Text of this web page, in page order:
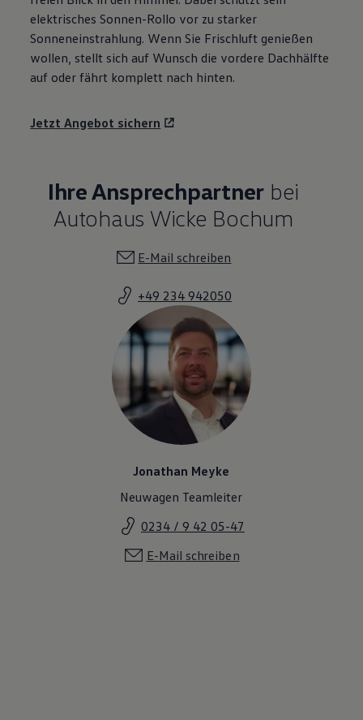
elektrisches Sonnen-Rollo vor zu starker
Sonneneinstrahlung. Wenn Sie Frischluft genießen
wollen, stellt sich auf Wunsch die vordere Dachhälfte
auf oder fährt komplett nach hinten.
Jetzt Angebot sichern
Ihre Ansprechpartner bei
Autohaus Wicke Bochum
E-Mail schreiben
+49 234 942050
Jonathan Meyke
Neuwagen Teamleiter
0234 / 9 42 05-47
E-Mail schreiben